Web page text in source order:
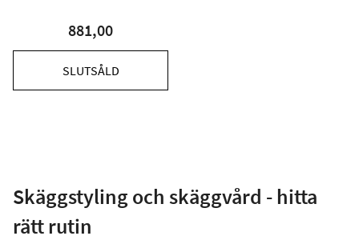
881,00
SLUTSÅLD
Skäggstyling och skäggvård - hitta
rätt rutin